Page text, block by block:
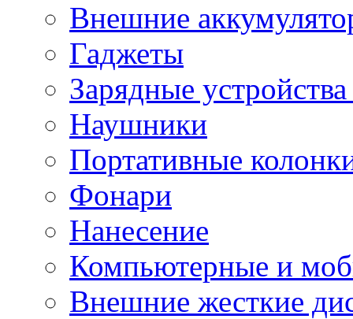
Внешние
Гаджеты
Зарядные
Наушники
Портативные
Фонари
Нанесение
Компьютерные и
Внешние жесткие